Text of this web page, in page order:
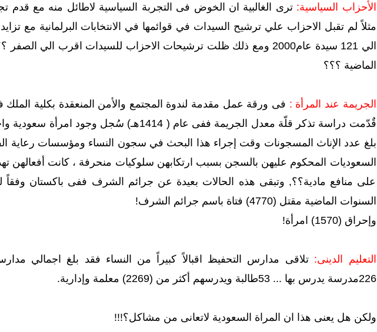
الأحزاب السياسية: ترى الغالبية ان الخوض فى التجربة السياسية لاطائل منه مع قدم
الي 121 سيدة عام2000 ومع ذلك ظلت ترشيحات الاحزاب للسيدات اقرب
الماضية ؟؟؟
الجريمة عند المرأة :
قٌدّمت دراسة تذكر قلّة معدل الجريمة ففى عام (
السعوديات المحكوم عليهن بالسجن بسبب ارتكابهن سلوكيات منحرفة ، كانت أفعالهن
على منافع مادية؟؟, وتبقى هذه الحالات بعيدة عن جرائم الشرف ففى باكستان
السنوات الماضية مقتل (4770) فتاة باسم جرائم الشرف!
وإحراق (1570) امرأة!
التعليم الدينى: تلاقى مدارس التحفيظ اقبالاً كبيراً من النساء فقد بلغ اجمالي
226مدرسة يدرس بها ... 53طالبة ويدرسهم أكثر من (2269) معلمة وإدارية.
ولكن هل يعنى هذا ان المراة السعودية لاتعانى من مشاكل؟!!!